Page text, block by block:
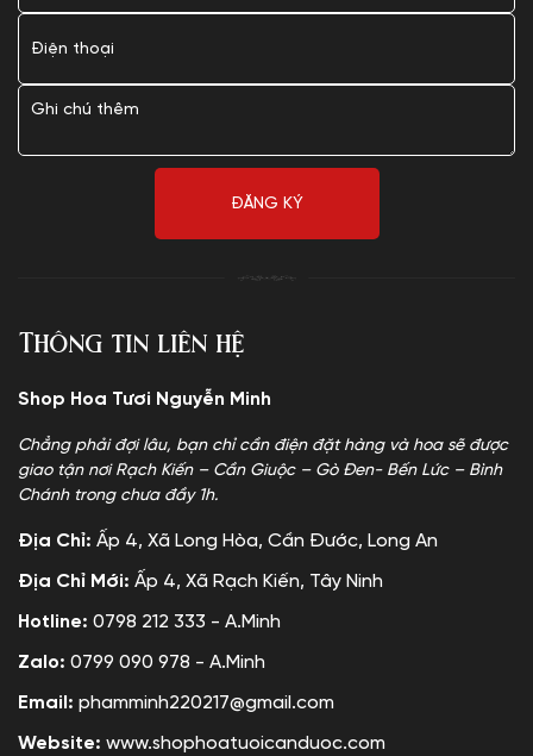
Thông tin liên hệ
Shop Hoa Tươi Nguyễn Minh
Chẳng phải đợi lâu, bạn chỉ cần điện đặt hàng và hoa sẽ được
giao tận nơi Rạch Kiến – Cần Giuộc – Gò Đen- Bến Lức – Bình
Chánh trong chưa đầy 1h.
Địa Chỉ: Ấp 4, Xã Long Hòa, Cần Đước, Long An
Địa Chỉ Mới: Ấp 4, Xã Rạch Kiến, Tây Ninh
Hotline: 0798 212 333 - A.Minh
Zalo: 0799 090 978 - A.Minh
Email: phamminh220217@gmail.com
Website: www.shophoatuoicanduoc.com